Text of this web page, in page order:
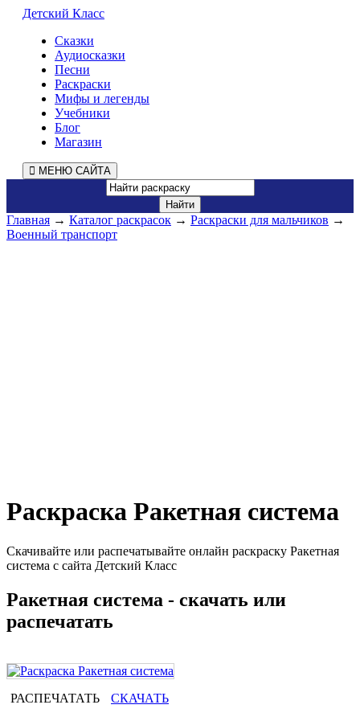
Детский Класс
Сказки
Аудиосказки
Песни
Раскраски
Мифы и легенды
Учебники
Блог
Магазин
МЕНЮ САЙТА
Главная → Каталог раскрасок → Раскраски для мальчиков →
Военный транспорт
Раскраска Ракетная система
Скачивайте или распечатывайте онлайн раскраску Ракетная
система с сайта Детский Класс
Ракетная система - скачать или
распечатать
РАСПЕЧАТАТЬ
СКАЧАТЬ